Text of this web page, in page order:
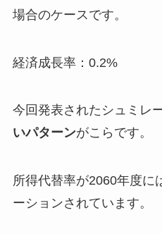
場合のケースです。
経済成長率：0.2%
今回発表されたシュミレ
いパターンがこらです。
所得代替率が2060年度に
ーションされています。